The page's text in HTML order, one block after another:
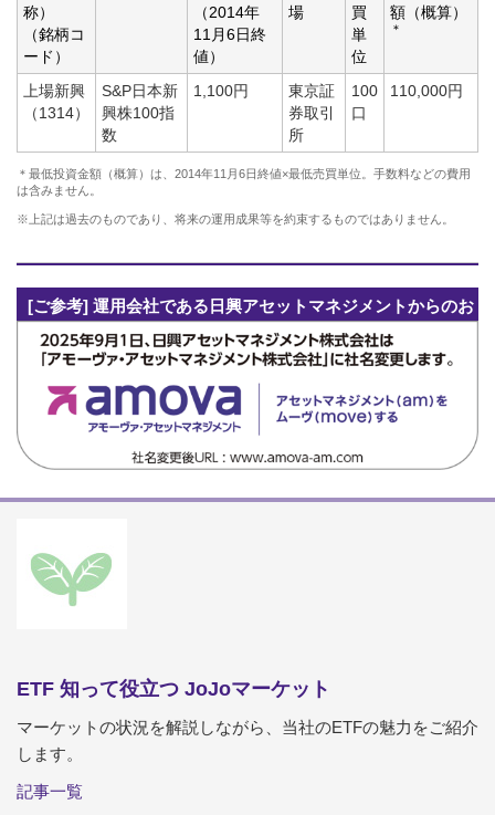
称）
（銘柄コ
ード）
（2014年
11月6日終
値）
場
買
単
位
額（概算）
＊
上場新興
（1314）
S&P日本新
興株100指
数
1,100円
東京証
券取引
所
100
口
110,000円
＊最低投資金額（概算）は、2014年11月6日終値×最低売買単位。手数料などの費用
は含みません。
※上記は過去のものであり、将来の運用成果等を約束するものではありません。
[ご参考] 運用会社である日興アセットマネジメントからのお
知らせ
ETF 知って役立つ JoJoマーケット
マーケットの状況を解説しながら、当社のETFの魅力をご紹介
します。
記事一覧